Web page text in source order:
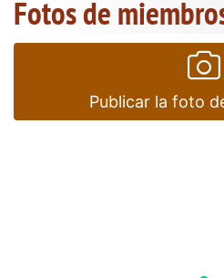
Fotos de
Publicar la foto